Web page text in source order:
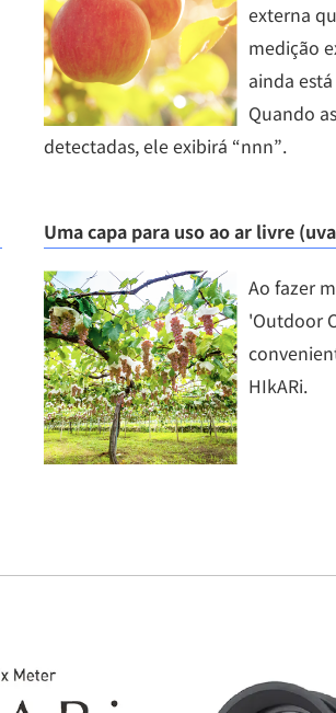
externa
medição
ainda
Quando
detectadas, ele exibirá “nnn”.
Uma capa para uso ao ar livre
Ao fazer
'Outdoor
HIkARi.